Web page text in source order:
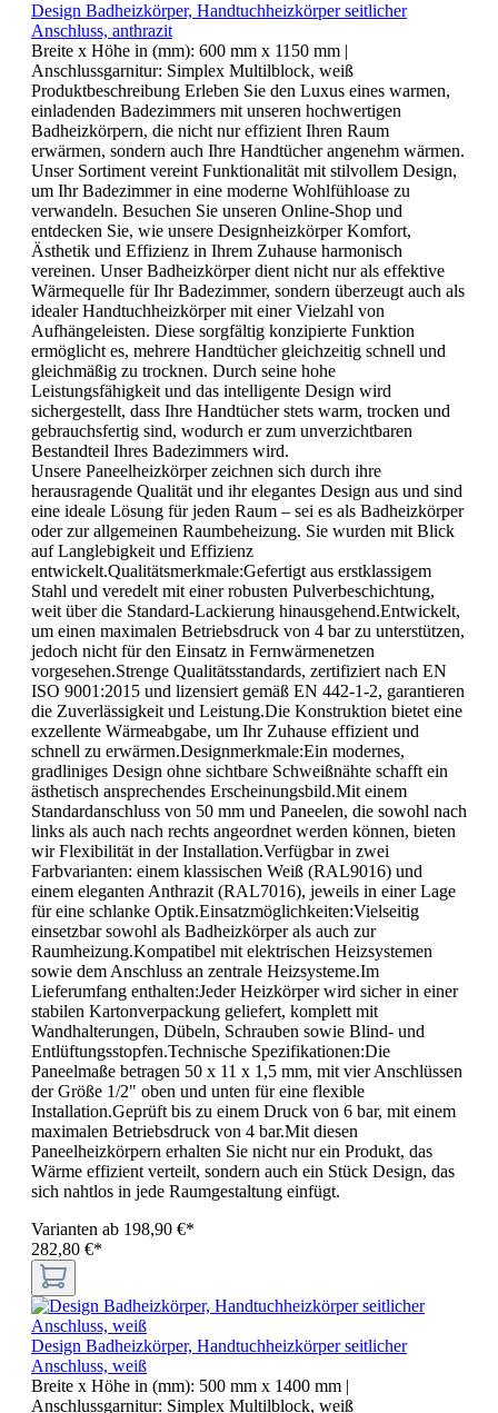
Design Badheizkörper, Handtuchheizkörper seitlicher
Anschluss, anthrazit
Breite x Höhe in (mm): 600 mm x 1150 mm
Anschlussgarnitur: Simplex Multilblock, weiß
Produktbeschreibung Erleben Sie den Luxus eines warmen,
einladenden Badezimmers mit unseren hochwertigen
Badheizkörpern, die nicht nur effizient Ihren Raum
erwärmen, sondern auch Ihre Handtücher angenehm wärmen.
Unser Sortiment vereint Funktionalität mit stilvollem Design,
um Ihr Badezimmer in eine moderne Wohlfühloase zu
verwandeln. Besuchen Sie unseren Online-Shop und
entdecken Sie, wie unsere Designheizkörper Komfort,
Ästhetik und Effizienz in Ihrem Zuhause harmonisch
vereinen. Unser Badheizkörper dient nicht nur als effektive
Wärmequelle für Ihr Badezimmer, sondern überzeugt auch als
idealer Handtuchheizkörper mit einer Vielzahl von
Aufhängeleisten. Diese sorgfältig konzipierte Funktion
ermöglicht es, mehrere Handtücher gleichzeitig schnell und
gleichmäßig zu trocknen. Durch seine hohe
Leistungsfähigkeit und das intelligente Design wird
sichergestellt, dass Ihre Handtücher stets warm, trocken und
gebrauchsfertig sind, wodurch er zum unverzichtbaren
Bestandteil Ihres Badezimmers wird.
Unsere Paneelheizkörper zeichnen sich durch ihre
herausragende Qualität und ihr elegantes Design aus und sind
eine ideale Lösung für jeden Raum – sei es als Badheizkörper
oder zur allgemeinen Raumbeheizung. Sie wurden mit Blick
auf Langlebigkeit und Effizienz
entwickelt.Qualitätsmerkmale:Gefertigt aus erstklassigem
Stahl und veredelt mit einer robusten Pulverbeschichtung,
weit über die Standard-Lackierung hinausgehend.Entwickelt,
um einen maximalen Betriebsdruck von 4 bar zu unterstützen,
jedoch nicht für den Einsatz in Fernwärmenetzen
vorgesehen.Strenge Qualitätsstandards, zertifiziert nach EN
ISO 9001:2015 und lizensiert gemäß EN 442-1-2, garantieren
die Zuverlässigkeit und Leistung.Die Konstruktion bietet eine
exzellente Wärmeabgabe, um Ihr Zuhause effizient und
schnell zu erwärmen.Designmerkmale:Ein modernes,
gradliniges Design ohne sichtbare Schweißnähte schafft ein
ästhetisch ansprechendes Erscheinungsbild.Mit einem
Standardanschluss von 50 mm und Paneelen, die sowohl nach
links als auch nach rechts angeordnet werden können, bieten
wir Flexibilität in der Installation.Verfügbar in zwei
Farbvarianten: einem klassischen Weiß (RAL9016) und
einem eleganten Anthrazit (RAL7016), jeweils in einer Lage
für eine schlanke Optik.Einsatzmöglichkeiten:Vielseitig
einsetzbar sowohl als Badheizkörper als auch zur
Raumheizung.Kompatibel mit elektrischen Heizsystemen
sowie dem Anschluss an zentrale Heizsysteme.Im
Lieferumfang enthalten:Jeder Heizkörper wird sicher in einer
stabilen Kartonverpackung geliefert, komplett mit
Wandhalterungen, Dübeln, Schrauben sowie Blind- und
Entlüftungsstopfen.Technische Spezifikationen:Die
Paneelmaße betragen 50 x 11 x 1,5 mm, mit vier Anschlüssen
der Größe 1/2" oben und unten für eine flexible
Installation.Geprüft bis zu einem Druck von 6 bar, mit einem
maximalen Betriebsdruck von 4 bar.Mit diesen
Paneelheizkörpern erhalten Sie nicht nur ein Produkt, das
Wärme effizient verteilt, sondern auch ein Stück Design, das
sich nahtlos in jede Raumgestaltung einfügt.
Varianten ab 198,90 €*
282,80 €*
Design Badheizkörper, Handtuchheizkörper seitlicher
Anschluss, weiß
Breite x Höhe in (mm): 500 mm x 1400 mm
Anschlussgarnitur: Simplex Multilblock, weiß